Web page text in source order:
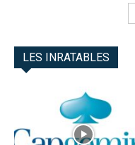
LES INRATABLES